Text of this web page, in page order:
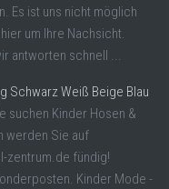
Es ist uns nicht möglich
um Ihre Nachsicht.
antworten schnell ...
Schwarz Weiß Beige Blau
suchen Kinder Hosen &
werden Sie auf
zentrum.de fündig!
Kinder Mode -